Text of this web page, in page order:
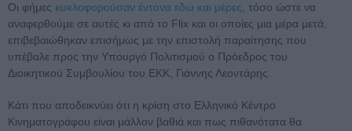
Οι φήμες κυκλοφορούσαν έντονα εδώ και μέρες , τόσο ώστε να
αναφερθούμε σε αυτές κι από το Flix και οι οποίες μια μέρα μετά,
επιβεβαιώθηκαν επισήμως με την επιστολή παραίτησης που
υπέβαλε προς την Υπουργό Πολιτισμού ο Πρόεδρος του
Διοικητικού Συμβουλίου του ΕΚΚ, Γιάννης Λεοντάρης.
Κάτι που αποδεικνύει ότι η κρίση στο Ελληνικό Κέντρο
Κινηματογράφου είναι μάλλον βαθιά και πως πιθανότατα θα